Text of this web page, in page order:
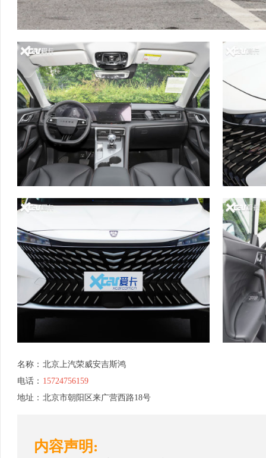
名称： 北京上汽荣威安吉斯鸿
电话： 15724756159
地址： 北京市朝阳区来广营西路18号
内容声明: